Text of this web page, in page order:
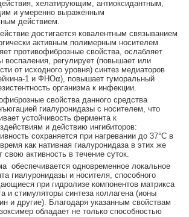
хелатирующим, антиоксидантным,
и умеренно выраженным
действием.
достигается ковалентным связыванием
активным полимерным носителем
противофиброзные свойства, ослабляет
воспаления, регулирует (повышает или
от исходного уровня) синтез медиаторов
1 и ФНОα), повышает гуморальный
организма к инфекции.
свойства данного средства
гиалуронидазы с носителем, что
устойчивость фермента к
и действию ингибиторов:
сохраняется при нагревании до 37°С в
как нативная гиалуронидаза в этих же
свою активность в течение суток.
обеспечивается одновременное локальное
гиалуронидазы и носителя, способного
при гидролизе компонентов матрикса
и стимуляторы синтеза коллагена (ионы
и другие). Благодаря указанным свойствам
обладает не только способностью